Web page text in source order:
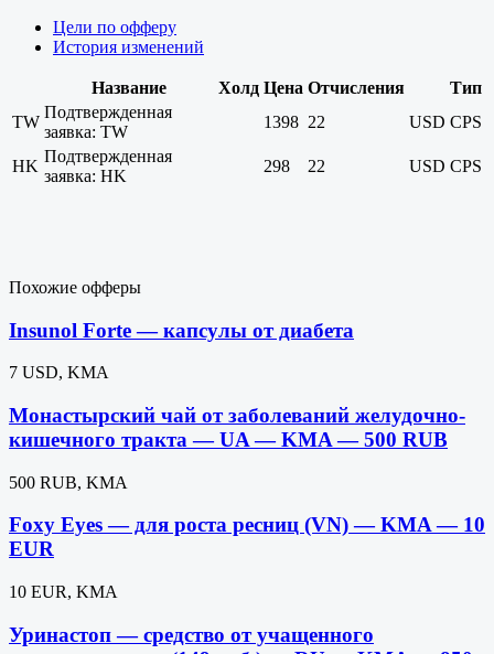
Цели по офферу
История изменений
Название Холд Цена Отчисления
Тип
TW
Подтвержденная
заявка: TW
1398 22 USD CPS
HK
Подтвержденная
заявка: HK
298 22 USD CPS
Похожие офферы
Insunol Forte — капсулы от диабета
7 USD, KMA
Монастырский чай от заболеваний желудочно-
кишечного тракта — UA — KMA — 500 RUB
500 RUB, KMA
Foxy Eyes — для роста ресниц (VN) — KMA — 10
EUR
10 EUR, KMA
Уринастоп — средство от учащенного